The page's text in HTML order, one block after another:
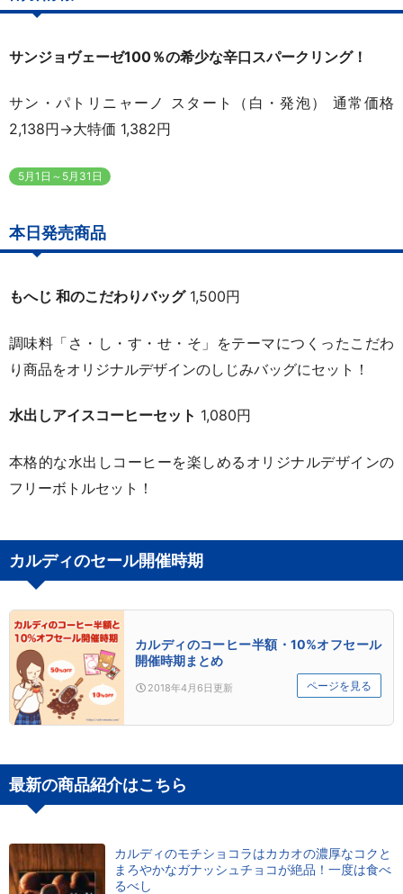
サンジョヴェーゼ100％の希少な辛口スパークリング！
サン・パトリニャーノ スタート（白・発泡） 通常価格
2,138円→大特価 1,382円
5月1日～5月31日
本日発売商品
もへじ 和のこだわりバッグ1,500円
調味料「さ・し・す・せ・そ」をテーマにつくったこだわ
り商品をオリジナルデザインのしじみバッグにセット！
水出しアイスコーヒーセット 1,080円
本格的な水出しコーヒーを楽しめるオリジナルデザインの
フリーボトルセット！
カルディのセール開催時期
カルディのコーヒー半額・10%オフセール
開催時期まとめ
2018年4月6日 更新 ページを見る
最新の商品紹介はこちら
カルディのモチショコラはカカオの濃厚なコクと
まろやかなガナッシュチョコが絶品！一度は食べ
るべし